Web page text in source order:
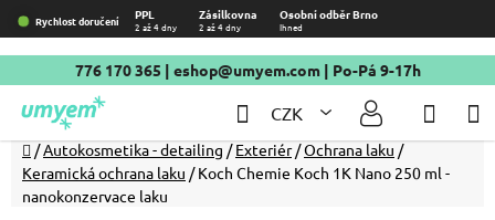
Přejít
na
obsah
Rychlost doručení PPL Zásilkovna Osobní odběr Brno
2 až 4 dny 2 až 4 dny Ihned
776 170 365 | eshop@umyem.com| Po-Pá 9-17h
CZK
Hledat
Domů
/Autokosmetika - detailing / Exteriér /Ochrana laku /
Keramická ochrana laku / Koch Chemie Koch 1K Nano 250 ml -
nanokonzervace laku